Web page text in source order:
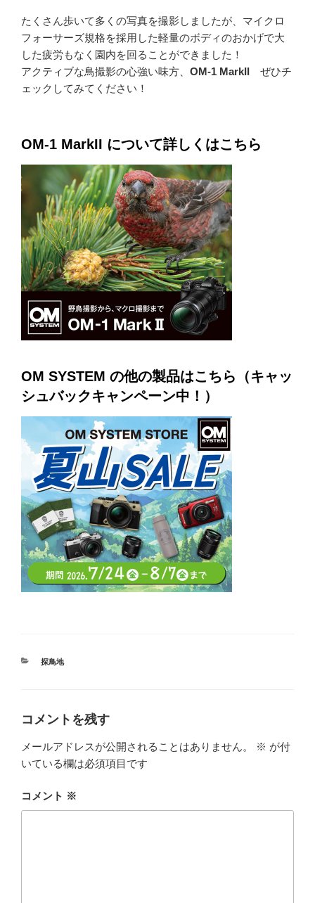
たくさん歩いて多くの写真を撮影しましたが、マイクロ
フォーサーズ規格を採用した軽量のボディのおかげで大
した疲労もなく園内を回ることができました！
アクティブな鳥撮影の心強い味方、 OM-1 MarkII ぜひチ
ェックしてみてください！
OM-1 MarkII について詳しくはこちら
OM SYSTEM の他の製品はこちら （キャッ
シュバックキャンペーン中！）
カ
探鳥地
コメントを残す
メールアドレスが公開されることはありません。 ※ が付
いている欄は必須項目です
コメント ※